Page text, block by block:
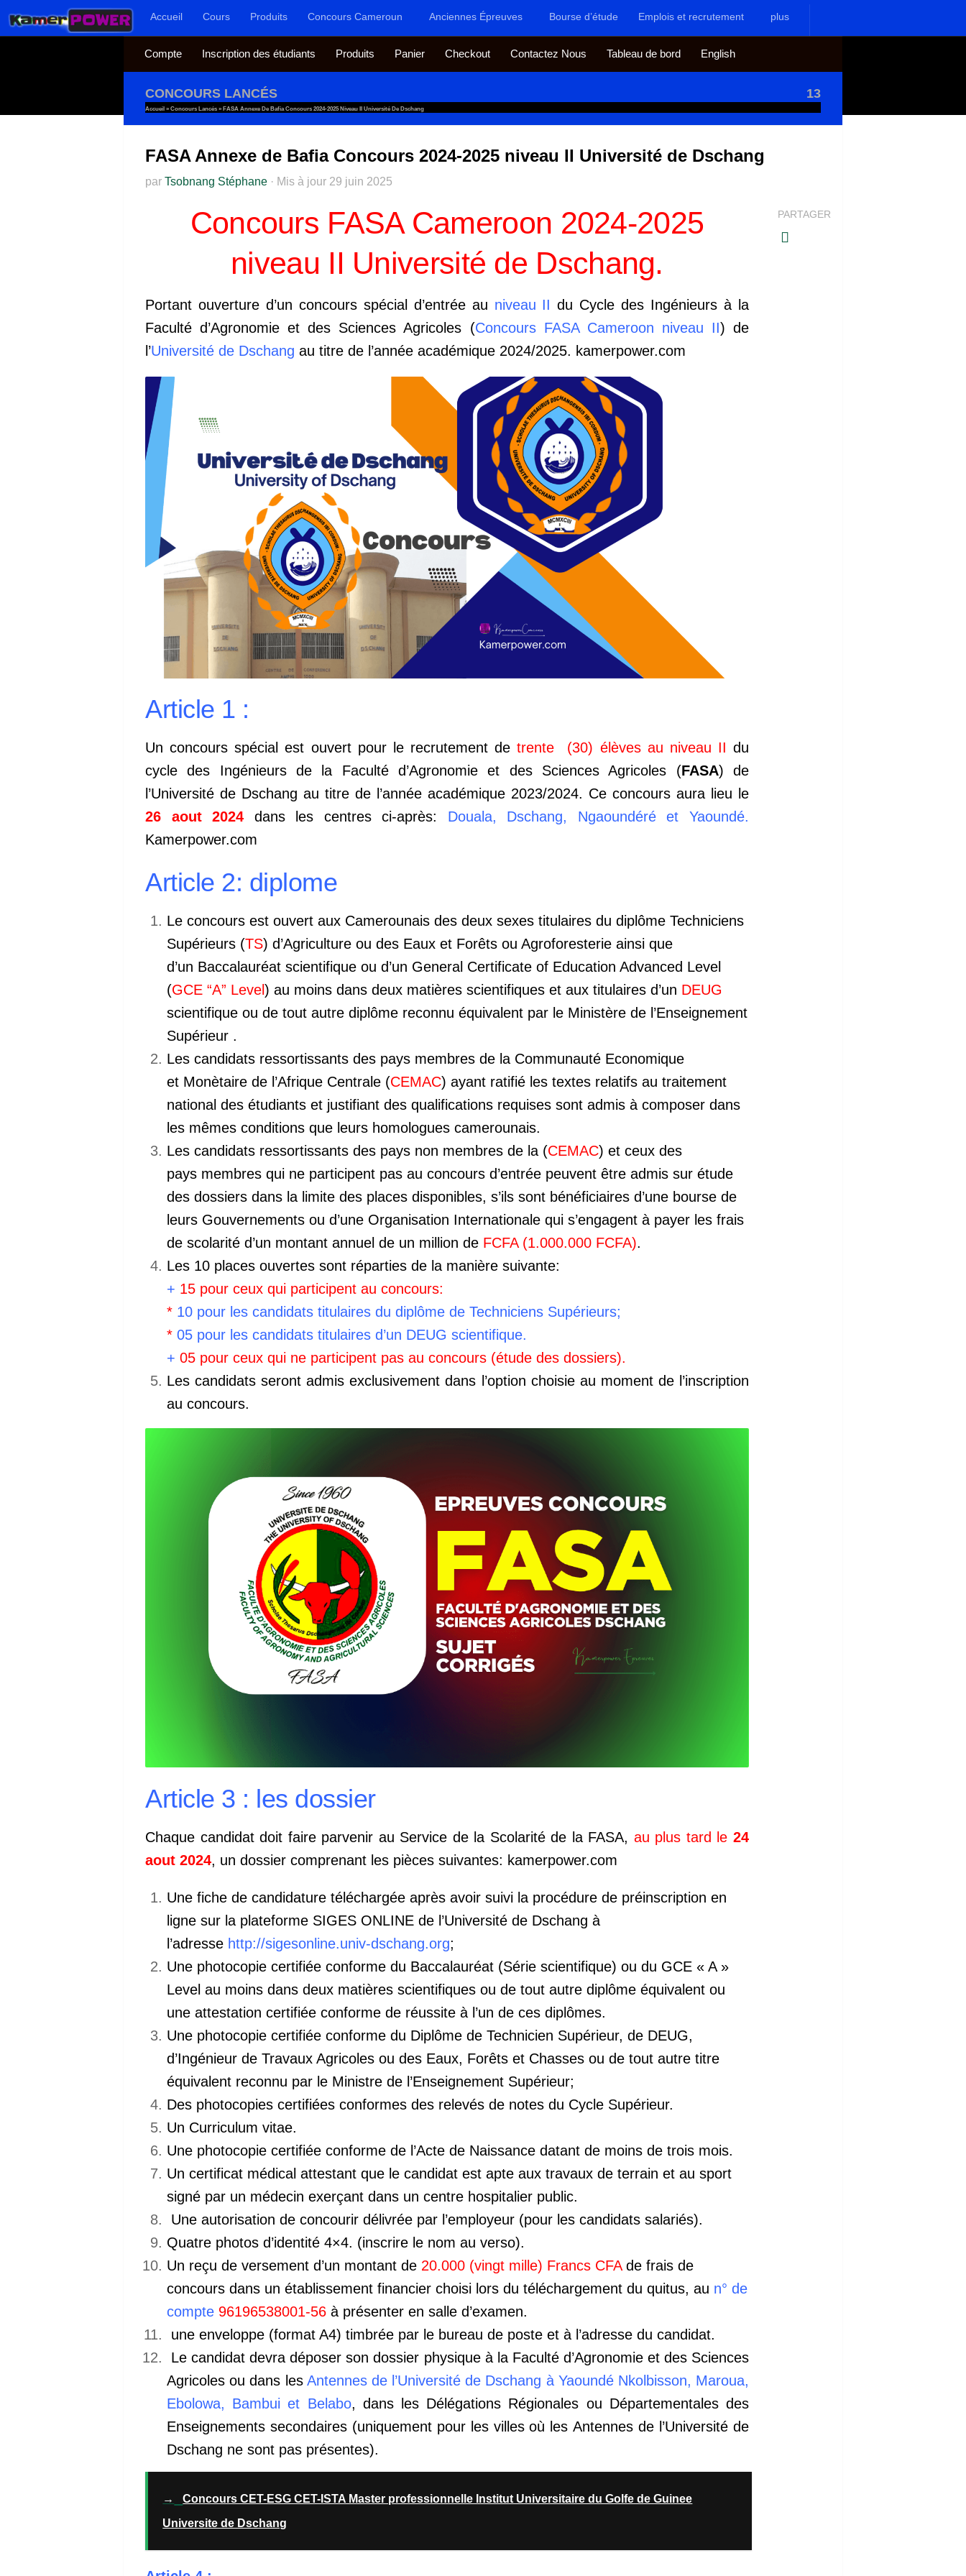
Au dessous du contenuAccueil Cours Produits Concours Cameroun Anciennes Épreuves Bourse d’étude Emplois et recrutement plus
Compte Inscription des étudiants Produits Panier Checkout Contactez Nous Tableau de bord English
CONCOURS LANCÉS 13
Accueil » Concours Lancés » FASA Annexe De Bafia Concours 2024-2025 Niveau II Université De Dschang
FASA Annexe de Bafia Concours 2024-2025 niveau II Université de Dschang
par Tsobnang Stéphane · Mis à jour 29 juin 2025
Concours FASA Cameroon 2024-2025
niveau II Université de Dschang.
Portant ouverture d’un concours spécial d’entrée au niveau II du Cycle des Ingénieurs à la
Faculté d’Agronomie et des Sciences Agricoles (Concours FASA Cameroon niveau II) de
l’Université de Dschang au titre de l’année académique 2024/2025. kamerpower.com
Article 1 :
Un concours spécial est ouvert pour le recrutement detrente (30) élèves au niveau II du
cycle des Ingénieurs de la Faculté d’Agronomie et des Sciences Agricoles (FASA) de
l’Université de Dschang au titre de l’année académique 2023/2024. Ce concours aura lieu le
26 aout 2024 dans les centres ci-après: Douala, Dschang, Ngaoundéré et Yaoundé.
Kamerpower.com
Article 2: diplome
Le concours est ouvert aux Camerounais des deux sexes titulaires du diplôme Techniciens
Supérieurs (TS) d’Agriculture ou des Eaux et Forêts ou Agroforesterie ainsi que
d’un Baccalauréat scientifique ou d’un General Certificate of Education Advanced Level
(GCE “A” Level) au moins dans deux matières scientifiques et aux titulaires d’un DEUG
scientifique ou de tout autre diplôme reconnu équivalent par le Ministère de l’Enseignement
Supérieur .
Les candidats ressortissants des pays membres de la Communauté Economique
et Monètaire de l’Afrique Centrale (CEMAC) ayant ratifié les textes relatifs au traitement
national des étudiants et justifiant des qualifications requises sont admis à composer dans
les mêmes conditions que leurs homologues camerounais.
Les candidats ressortissants des pays non membres de la (CEMAC) et ceux des
pays membres qui ne participent pas au concours d’entrée peuvent être admis sur étude
des dossiers dans la limite des places disponibles, s’ils sont bénéficiaires d’une bourse de
leurs Gouvernements ou d’une Organisation Internationale qui s’engagent à payer les frais
de scolarité d’un montant annuel de un million de FCFA (1.000.000 FCFA).
Les 10 places ouvertes sont réparties de la manière suivante:
+ 15 pour ceux qui participent au concours:
* 10 pour les candidats titulaires du diplôme de Techniciens Supérieurs;
* 05 pour les candidats titulaires d’un DEUG scientifique.
+ 05 pour ceux qui ne participent pas au concours (étude des dossiers).
Les candidats seront admis exclusivement dans l’option choisie au moment de l’inscription
au concours.
Article 3 : les dossier
Chaque candidat doit faire parvenir au Service de la Scolarité de la FASA, au plus tard le24
aout 2024, un dossier comprenant les pièces suivantes: kamerpower.com
Une fiche de candidature téléchargée après avoir suivi la procédure de préinscription en
ligne sur la plateforme SIGES ONLINE de l’Université de Dschang à
l’adresse http://sigesonline.univ-dschang.org;
Une photocopie certifiée conforme du Baccalauréat (Série scientifique) ou du GCE « A »
Level au moins dans deux matières scientifiques ou de tout autre diplôme équivalent ou
une attestation certifiée conforme de réussite à l’un de ces diplômes.
Une photocopie certifiée conforme du Diplôme de Technicien Supérieur, de DEUG,
d’Ingénieur de Travaux Agricoles ou des Eaux, Forêts et Chasses ou de tout autre titre
équivalent reconnu par le Ministre de l’Enseignement Supérieur;
Des photocopies certifiées conformes des relevés de notes du Cycle Supérieur.
Un Curriculum vitae.
Une photocopie certifiée conforme de l’Acte de Naissance datant de moins de trois mois.
Un certificat médical attestant que le candidat est apte aux travaux de terrain et au sport
signé par un médecin exerçant dans un centre hospitalier public.
Une autorisation de concourir délivrée par l’employeur (pour les candidats salariés).
Quatre photos d’identité 4×4. (inscrire le nom au verso).
Un reçu de versement d’un montant de 20.000 (vingt mille) Francs CFAde frais de
concours dans un établissement financier choisi lors du téléchargement du quitus, au n° de
compte 96196538001-56 à présenter en salle d’examen.
une enveloppe (format A4) timbrée par le bureau de poste et à l’adresse du candidat.
Le candidat devra déposer son dossier physique à la Faculté d’Agronomie et des Sciences
Agricoles ou dans les Antennes de l’Université de Dschang à Yaoundé Nkolbisson, Maroua,
Ebolowa, Bambui et Belabo, dans les Délégations Régionales ou Départementales des
Enseignements secondaires (uniquement pour les villes où lesAntennes de l’Université de
Dschang ne sont pas présentes).
→
Concours CET-ESG CET-ISTA Master professionnelle Institut Universitaire du Golfe de Guinee
Universite de Dschang
PARTAGER